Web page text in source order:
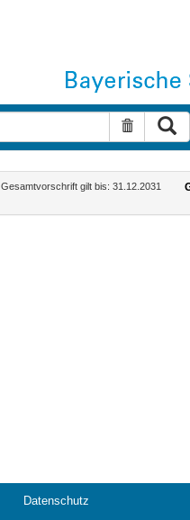
Suche
Gesamtvorschrift gilt bis: 31.12.2031
Datenschutz